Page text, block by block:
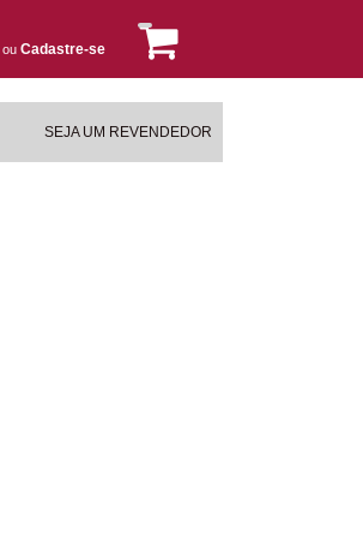
ou Cadastre-se
SEJA UM REVENDEDOR